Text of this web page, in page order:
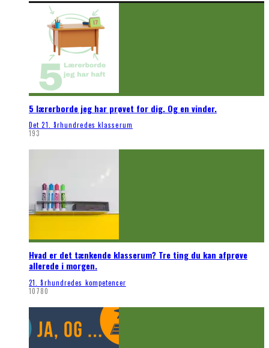
5 lærerborde jeg har prøvet for dig. Og en vinder.
Det 21. århundredes klasserum
193
Hvad er det tænkende klasserum? Tre ting du kan afprøve
allerede i morgen.
21. århundredes kompetencer
10780